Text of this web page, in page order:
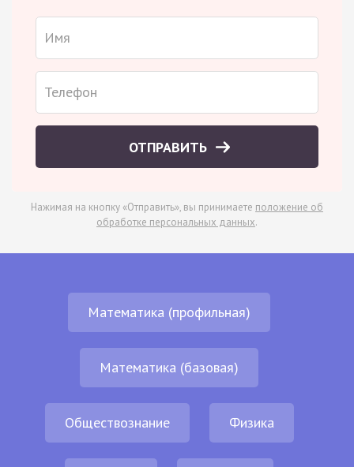
ОТПРАВИТЬ
Нажимая на кнопку «Отправить», вы принимаете положение об
обработке персональных данных.
Математика (профильная)
Математика (базовая)
Обществознание Физика